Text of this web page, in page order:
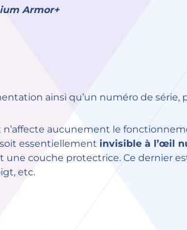
Armor+
ainsi qu’un numéro de série,
n’affecte aucunement le
essentiellement invisible à l’œil
couche protectrice. Ce dernier
etc.